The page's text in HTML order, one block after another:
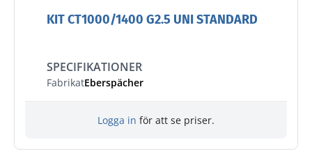
KIT CT1000/1400 G2.5 UNI STANDARD
SPECIFIKATIONER
FabrikatEberspächer
Logga in för att se priser.